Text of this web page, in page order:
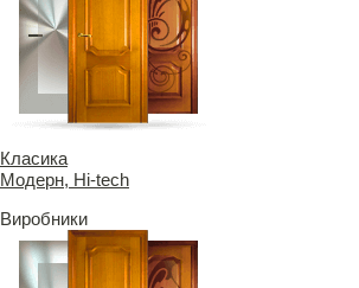
Класика
Модерн, Hi-tech
Виробники